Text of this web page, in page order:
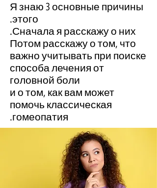
Я знаю 3 основные причины
этого.
Сначала я расскажу о них.
Потом расскажу о том, что
важно учитывать при поиске
способа лечения от
головной боли
и о том, как вам может
помочь классическая
гомеопатия.